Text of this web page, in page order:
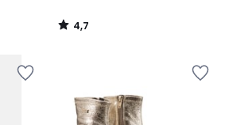
4,7
/